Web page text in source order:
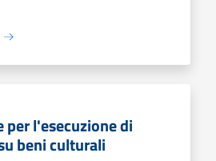
l'esecuzione di
beni culturali